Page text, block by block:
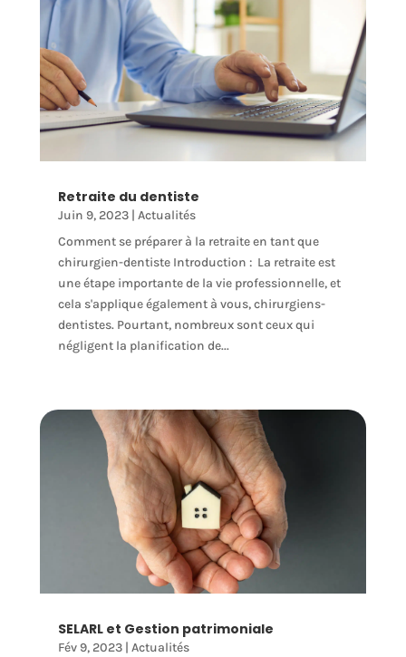
Retraite du dentiste
Juin 9, 2023| Actualités
Comment se préparer à la retraite en tant que
chirurgien-dentiste Introduction : La retraite est
une étape importante de la vie professionnelle, et
cela s'applique également à vous, chirurgiens-
dentistes. Pourtant, nombreux sont ceux qui
négligent la planification de...
SELARL et Gestion patrimoniale
Fév 9, 2023| Actualités